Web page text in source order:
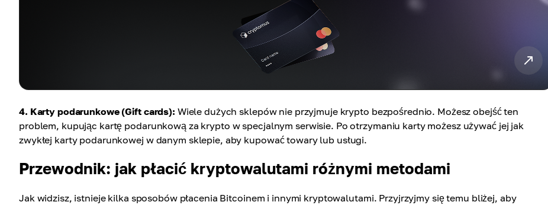
4. Karty podarunkowe (Gift cards): Wiele dużych sklepów nie przyjmuje krypto bezpośrednio. Możesz obejść ten
problem, kupując kartę podarunkową za krypto w specjalnym serwisie. Po otrzymaniu karty możesz używać jej jak
zwykłej karty podarunkowej w danym sklepie, aby kupować towary lub usługi.
Przewodnik: jak płacić kryptowalutami różnymi metodami
Jak widzisz, istnieje kilka sposobów płacenia Bitcoinem i innymi kryptowalutami. Przyjrzyjmy się temu bliżej, aby